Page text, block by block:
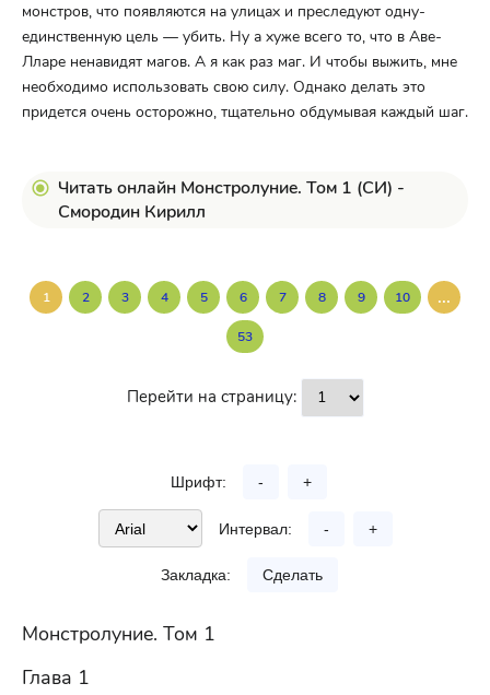
монстров, что появляются на улицах и преследуют одну-
единственную цель — убить. Ну а хуже всего то, что в Аве-
Лларе ненавидят магов. А я как раз маг. И чтобы выжить, мне
необходимо использовать свою силу. Однако делать это
придется очень осторожно, тщательно обдумывая каждый шаг.
Читать онлайн Монстролуние. Том 1 (СИ) -
Смородин Кирилл
1 2 3 4 5 6 7 8 9 10 ...
53
Перейти на страницу:
Шрифт: - +
Интервал: - +
Закладка: Сделать
Монстролуние. Том 1
Глава 1